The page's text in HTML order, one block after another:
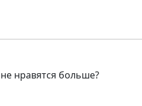
нравятся больше?